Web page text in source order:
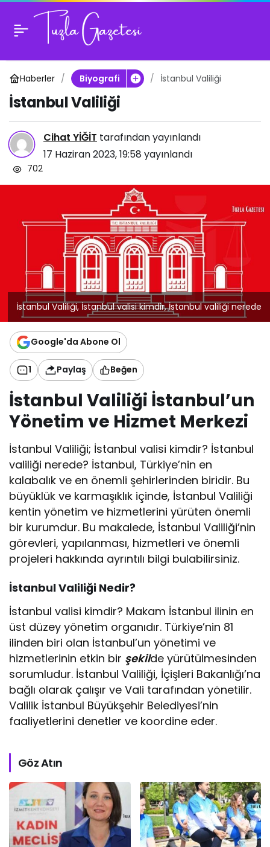
Haberler Biyografi İstanbul Valiliği
İstanbul Valiliği
Cihat YİĞİT tarafından yayınlandı
17 Haziran 2023, 19:58 yayınlandı
702
İstanbul Valiliği, İstanbul valisi kimdir, İstanbul valiliği nerede
Google'da Abone Ol
1 Paylaş Beğen
İstanbul Valiliği İstanbul’un
Yönetim ve Hizmet Merkezi
İstanbul Valiliği; İstanbul valisi kimdir? İstanbul
valiliği nerede? İstanbul, Türkiye’nin en
kalabalık ve en önemli şehirlerinden biridir. Bu
büyüklük ve karmaşıklık içinde, İstanbul Valiliği
kentin yönetim ve hizmetlerini yürüten önemli
bir kurumdur. Bu makalede, İstanbul Valiliği’nin
görevleri, yapılanması, hizmetleri ve önemli
projeleri hakkında ayrıntılı bilgi bulabilirsiniz.
İstanbul Valiliği Nedir?
İstanbul valisi kimdir? Makam İstanbul ilinin en
üst düzey yönetim organıdır. Türkiye’nin 81
ilinden biri olan İstanbul’un yönetimi ve
hizmetlerinin etkin bir şekilde yürütülmesinden
sorumludur. İstanbul Valiliği, İçişleri Bakanlığı’na
bağlı olarak çalışır ve Vali tarafından yönetilir.
Valilik İstanbul Büyükşehir Belediyesi’nin
faaliyetlerini denetler ve koordine eder.
Göz Atın
İstanbul Valiliği